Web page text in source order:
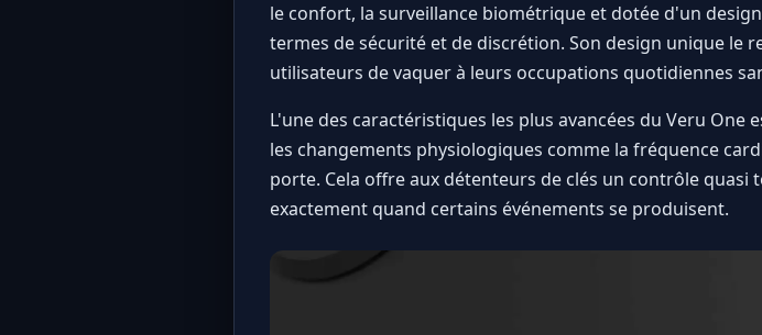
le confort, la surveillance biométrique et dotée d'un
termes de sécurité et de discrétion. Son design unique
utilisateurs de vaquer à leurs occupations quotidiennes
L'une des caractéristiques les plus avancées du Veru
les changements physiologiques comme la fréquence
porte. Cela offre aux détenteurs de clés un contrôle
exactement quand certains événements se produisent.